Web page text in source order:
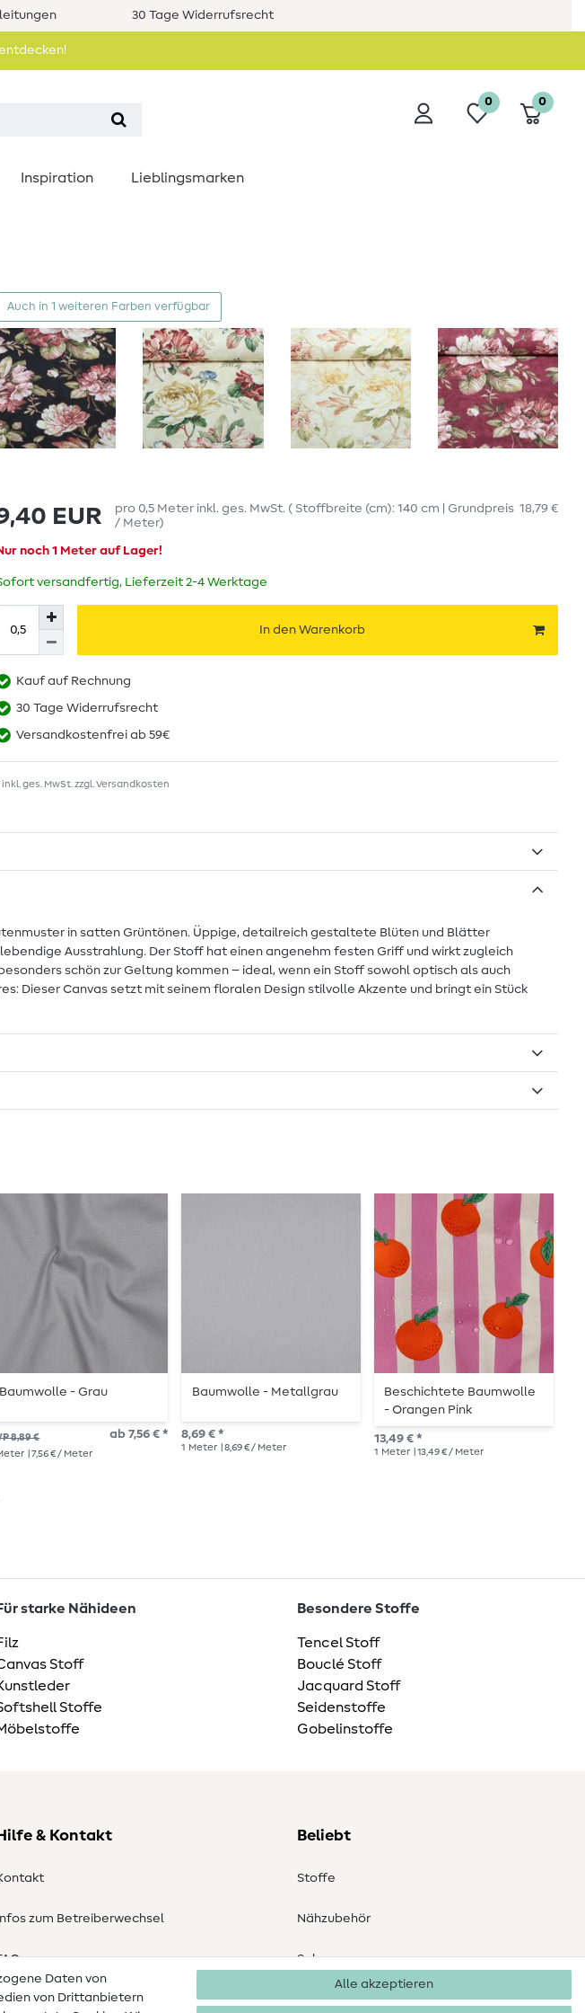
30 Tage Widerrufsrecht
0 0
Inspiration Lieblingsmarken
Auch in 1 weiteren Farben verfügbar
EUR pro 0,5 Meter inkl. ges. MwSt. ( Stoffbreite (cm): 140 cm | Grundpreis 18,79 €
/ Meter)
noch 1 Meter auf Lager!
versandfertig, Lieferzeit 2-4 Werktage
In den Warenkorb
Kauf auf Rechnung
30 Tage Widerrufsrecht
Versandkostenfrei ab 59€
inkl. ges. MwSt. zzgl.Versandkosten
in satten Grüntönen. Üppige, detailreich gestaltete Blüten und Blätter
Ausstrahlung. Der Stoff hat einen angenehm festen Griff und wirkt zugleich
schön zur Geltung kommen – ideal, wenn ein Stoff sowohl optisch als auch
Dieser Canvas setzt mit seinem floralen Design stilvolle Akzente und bringt ein Stück
Baumwolle - Grau
8,89 € ab 7,56 € *
| 7,56 € / Meter
Baumwolle - Metallgrau
8,69 € *
1 Meter | 8,69 € / Meter
Beschichtete Baumwolle
- Orangen Pink
13,49 € *
1 Meter | 13,49 € / Meter
starke Nähideen
Stoff
Stoffe
Besondere Stoffe
Tencel Stoff
Bouclé Stoff
Jacquard Stoff
Seidenstoffe
Gobelinstoffe
Hilfe & Kontakt
Infos zum Betreiberwechsel
Beliebt
Stoffe
Nähzubehör
Sale
Schnittmuster
Daten von
von Drittanbietern
Alle akzeptieren